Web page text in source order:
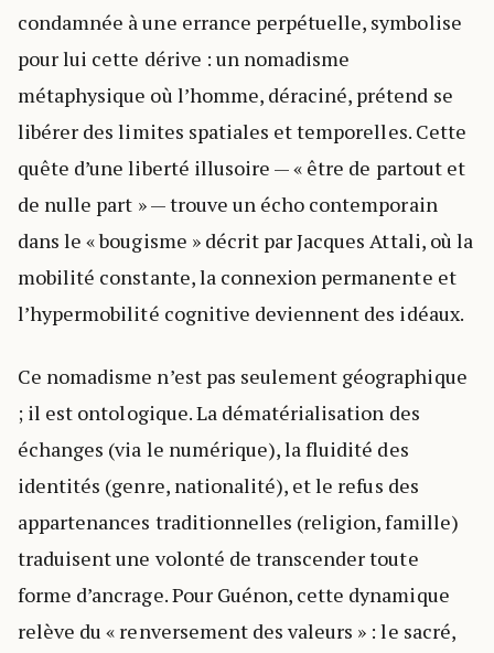
condamnée à une errance perpétuelle, symbolise
pour lui cette dérive : un nomadisme
métaphysique où l’homme, déraciné, prétend se
libérer des limites spatiales et temporelles. Cette
quête d’une liberté illusoire — « être de partout et
de nulle part » — trouve un écho contemporain
dans le « bougisme » décrit par Jacques Attali, où la
mobilité constante, la connexion permanente et
l’hypermobilité cognitive deviennent des idéaux.
Ce nomadisme n’est pas seulement géographique
; il est ontologique. La dématérialisation des
échanges (via le numérique), la fluidité des
identités (genre, nationalité), et le refus des
appartenances traditionnelles (religion, famille)
traduisent une volonté de transcender toute
forme d’ancrage. Pour Guénon, cette dynamique
relève du « renversement des valeurs » : le sacré,